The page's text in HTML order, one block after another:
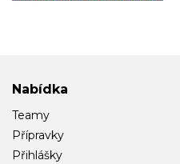
Nabídka
Teamy
Přípravky
Přihlášky